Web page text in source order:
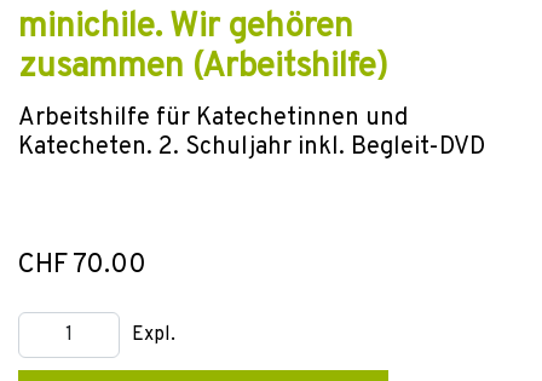
minichile. Wir gehören
zusammen (Arbeitshilfe)
Arbeitshilfe für Katechetinnen und
Katecheten. 2. Schuljahr inkl. Begleit-DVD
CHF 70.00
Expl.